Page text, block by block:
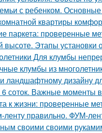
с ребенком.
квартиры
паркета: проверенные
высоте. Этапы
Для клумбы
клумбы из
ландшафтному дизайну
6 соток. Важные моменты
к жизни: проверенные
правильно. ФУМ-
своими своими